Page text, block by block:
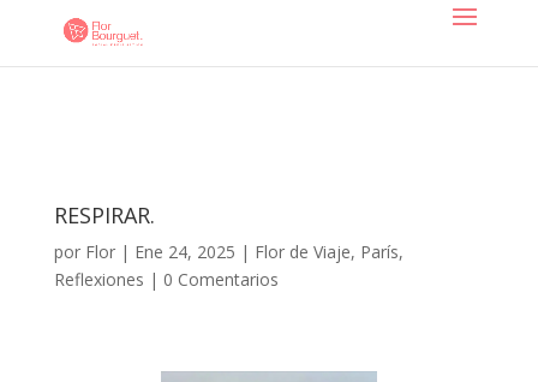
RESPIRAR.
por Flor| Ene 24, 2025 | Flor de Viaje, París,
Reflexiones | 0 Comentarios